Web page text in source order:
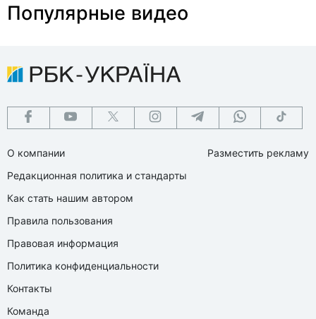
Популярные видео
О компании
Редакционная политика и стандарты
Как стать нашим автором
Правила пользования
Правовая информация
Политика конфиденциальности
Контакты
Команда
Разместить рекламу